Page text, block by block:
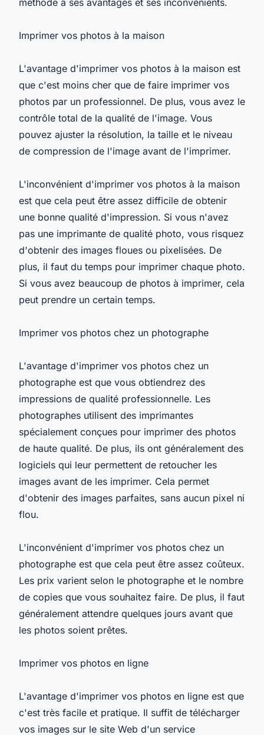
Imprimer vos photos à la maison
L'avantage d'imprimer vos photos à la maison est
que c'est moins cher que de faire imprimer vos
photos par un professionnel. De plus, vous avez le
contrôle total de la qualité de l'image. Vous
pouvez ajuster la résolution, la taille et le niveau
de compression de l'image avant de l'imprimer.
L'inconvénient d'imprimer vos photos à la maison
est que cela peut être assez difficile de obtenir
une bonne qualité d'impression. Si vous n'avez
pas une imprimante de qualité photo, vous risquez
d'obtenir des images floues ou pixelisées. De
plus, il faut du temps pour imprimer chaque photo.
Si vous avez beaucoup de photos à imprimer, cela
peut prendre un certain temps.
Imprimer vos photos chez un photographe
L'avantage d'imprimer vos photos chez un
photographe est que vous obtiendrez des
impressions de qualité professionnelle. Les
photographes utilisent des imprimantes
spécialement conçues pour imprimer des photos
de haute qualité. De plus, ils ont généralement des
logiciels qui leur permettent de retoucher les
images avant de les imprimer. Cela permet
d'obtenir des images parfaites, sans aucun pixel ni
flou.
L'inconvénient d'imprimer vos photos chez un
photographe est que cela peut être assez coûteux.
Les prix varient selon le photographe et le nombre
de copies que vous souhaitez faire. De plus, il faut
généralement attendre quelques jours avant que
les photos soient prêtes.
Imprimer vos photos en ligne
L'avantage d'imprimer vos photos en ligne est que
c'est très facile et pratique. Il suffit de télécharger
vos images sur le site Web d'un service